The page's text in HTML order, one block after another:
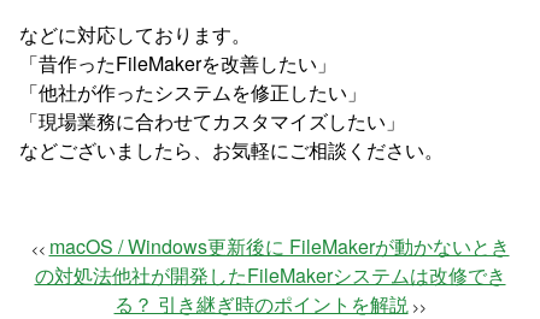
などに対応しております。
「昔作ったFileMakerを改善したい」
「他社が作ったシステムを修正したい」
「現場業務に合わせてカスタマイズしたい」
などございましたら、お気軽にご相談ください。
<< macOS / Windows更新後に FileMakerが動かないとき
の対処法他社が開発したFileMakerシステムは改修でき
る？ 引き継ぎ時のポイントを解説 >>